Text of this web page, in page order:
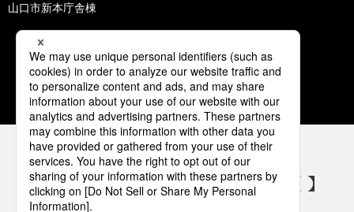
山口市新本庁舎棟
1 2 3 4 5
パナソニックの電気設備 SNSアカウント